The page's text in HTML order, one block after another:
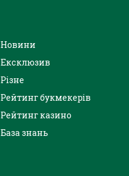
Новини
Ексклюзив
Різне
Рейтинг букмекерів
Рейтинг казино
База знань